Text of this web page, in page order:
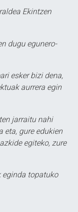
Ekintzen
dugu egunero-
esker bizi dena,
aurrera egin
jarraitu nahi
eta, gure edukien
egiteko, zure
eginda topatuko